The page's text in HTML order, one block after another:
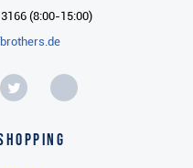
(8:00-15:00)